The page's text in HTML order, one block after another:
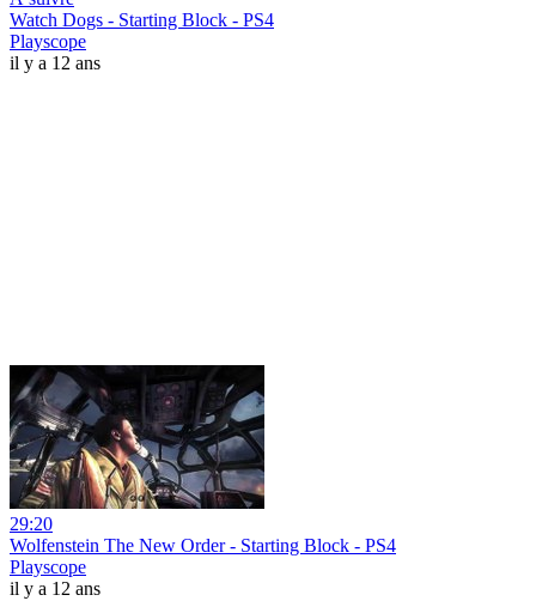
Watch Dogs - Starting Block - PS4
Playscope
il y a 12 ans
29:20
Wolfenstein The New Order - Starting Block - PS4
Playscope
il y a 12 ans